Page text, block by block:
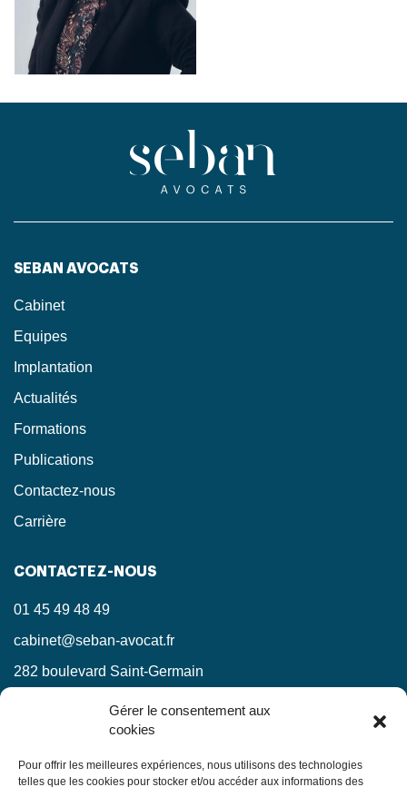
Gérer le consentement aux
cookies
Pour offrir les meilleures expériences, nous utilisons des technologies
telles que les cookies pour stocker et/ou accéder aux informations des
SEBAN AVOCATS
Cabinet
Equipes
Implantation
Actualités
Formations
Publications
Contactez-nous
Carrière
CONTACTEZ-NOUS
01 45 49 48 49
cabinet@seban-avocat.fr
282 boulevard Saint-Germain
RESTEZ INFORMÉS !